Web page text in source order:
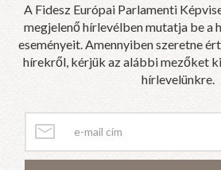
A Fidesz Európai Parlamenti
megjelenő hírlevélben mutatja be a
eseményeit. Amennyiben szeretne
hírekről, kérjük az alábbi mezőket
hírlevelünkre.